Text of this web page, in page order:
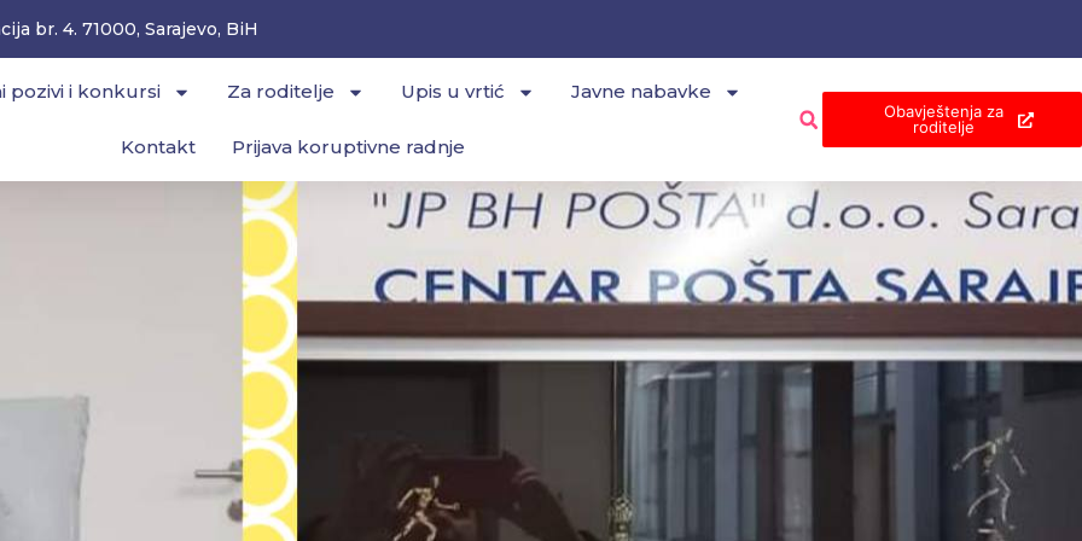
br. 4. 71000, Sarajevo, BiH
pozivi i konkursi Za roditelje Upis u vrtić Javne nabavke
Kontakt Prijava koruptivne radnje
Obavještenja za
roditelje